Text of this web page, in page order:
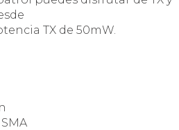
TX de 50mW.